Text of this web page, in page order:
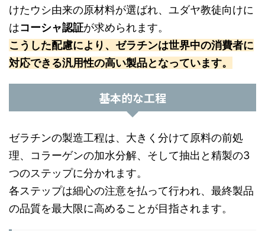
けたウシ由来の原材料が選ばれ、ユダヤ教徒向けに
はコーシャ認証が求められます。
こうした配慮により、ゼラチンは世界中の消費者に
対応できる汎用性の高い製品となっています。
基本的な工程
ゼラチンの製造工程は、大きく分けて原料の前処
理、コラーゲンの加水分解、そして抽出と精製の3
つのステップに分かれます。
各ステップは細心の注意を払って行われ、最終製品
の品質を最大限に高めることが目指されます。